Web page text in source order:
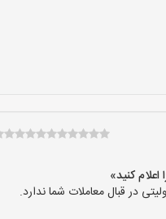
در قبال معاملات شما ندارد.